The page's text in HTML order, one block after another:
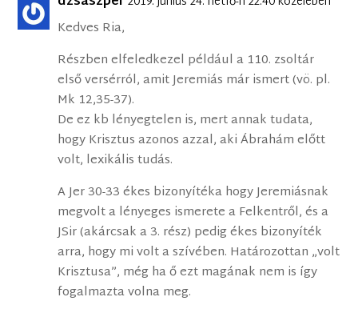
Kedves Ria,
Részben elfeledkezel például a 110. zsoltár
első versérról, amit Jeremiás már ismert (vö. pl.
Mk 12,35-37).
De ez kb lényegtelen is, mert annak tudata,
hogy Krisztus azonos azzal, aki Ábrahám előtt
volt, lexikális tudás.
A Jer 30-33 ékes bizonyítéka hogy Jeremiásnak
megvolt a lényeges ismerete a Felkentről, és a
JSir (akárcsak a 3. rész) pedig ékes bizonyíték
arra, hogy mi volt a szívében. Határozottan „volt
Krisztusa”, még ha ő ezt magának nem is így
fogalmazta volna meg.